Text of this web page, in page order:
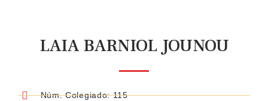
LAIA BARNIOL JOUNOU
Núm. Colegiado: 115